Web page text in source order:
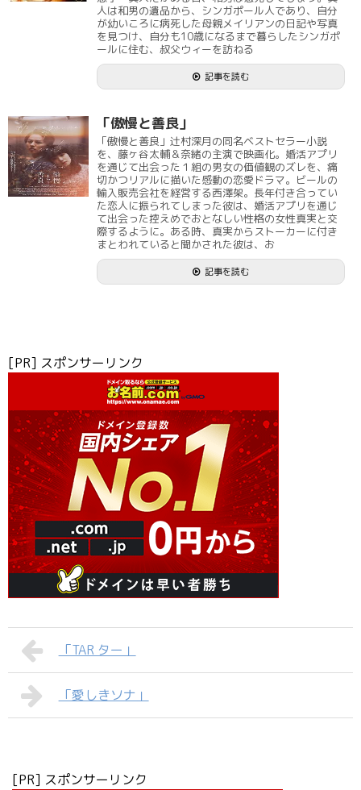
人は和男の遺品から、シンガポール人であり、自分
が幼いころに病死した母親メイリアンの日記や写真
を見つけ、自分も10歳になるまで暮らしたシンガポ
ールに住む、叔父ウィーを訪ねる
記事を読む
「傲慢と善良」
「傲慢と善良」辻村深月の同名ベストセラー小説
を、藤ヶ谷太輔＆奈緒の主演で映画化。婚活アプリ
を通じて出会った１組の男女の価値観のズレを、痛
切かつリアルに描いた感動の恋愛ドラマ。ビールの
輸入販売会社を経営する西澤架。長年付き合ってい
た恋人に振られてしまった彼は、婚活アプリを通じ
て出会った控えめでおとなしい性格の女性真実と交
際するように。ある時、真実からストーカーに付き
まとわれていると聞かされた彼は、お
記事を読む
[PR] スポンサーリンク
「TAR ター」
「愛しきソナ」
[PR] スポンサーリンク